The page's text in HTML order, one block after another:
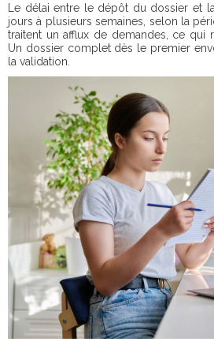
Le délai entre le dépôt du dossier et
jours à plusieurs semaines, selon la
traitent un afflux de demandes, ce
Un dossier complet dès le premier
la validation.